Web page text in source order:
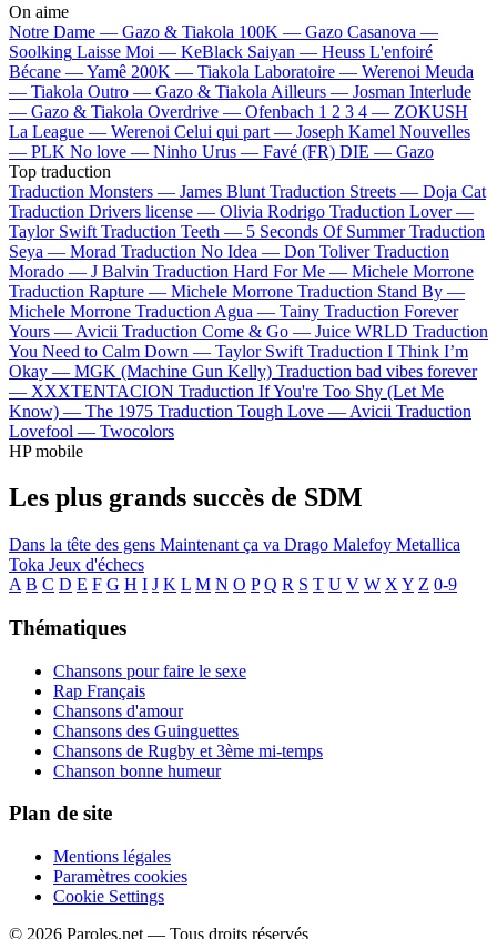
On aime
Notre Dame — Gazo & Tiakola 100K — Gazo Casanova —
Soolking Laisse Moi — KeBlack Saiyan — Heuss L'enfoiré
Bécane —Yamê 200K — Tiakola Laboratoire — Werenoi Meuda
— Tiakola Outro — Gazo & Tiakola Ailleurs — Josman Interlude
— Gazo & Tiakola Overdrive — Ofenbach 1 2 3 4 — ZOKUSH
La League — Werenoi Celui qui part — Joseph Kamel Nouvelles
— PLK No love — Ninho Urus — Favé (FR) DIE — Gazo
Top traduction
Traduction Monsters — James Blunt Traduction Streets — Doja Cat
Traduction Drivers license — Olivia Rodrigo Traduction Lover —
Taylor Swift Traduction Teeth — 5 Seconds Of Summer Traduction
Seya — Morad Traduction No Idea — Don Toliver Traduction
Morado — J Balvin Traduction Hard For Me — Michele Morrone
Traduction Rapture — Michele Morrone Traduction Stand By —
Michele Morrone Traduction Agua — Tainy Traduction Forever
Yours — Avicii Traduction Come & Go — Juice WRLD Traduction
You Need to Calm Down — Taylor Swift Traduction I Think I’m
Okay — MGK (Machine Gun Kelly) Traduction bad vibes forever
— XXXTENTACION Traduction If You're Too Shy (Let Me
Know) — The 1975 Traduction Tough Love — Avicii Traduction
Lovefool — Twocolors
HP mobile
Les plus grands succès de SDM
Dans la tête des gens Maintenant ça va Drago Malefoy Metallica
Toka Jeux d'échecs
A B C D E F G H I J K L M N O P Q R S T U V W X Y Z 0-9
Thématiques
Chansons pour faire le sexe
Rap Français
Chansons d'amour
Chansons des Guinguettes
Chansons de Rugby et 3ème mi-temps
Chanson bonne humeur
Plan de site
Mentions légales
Paramètres cookies
Cookie Settings
© 2026 Paroles.net — Tous droits réservés